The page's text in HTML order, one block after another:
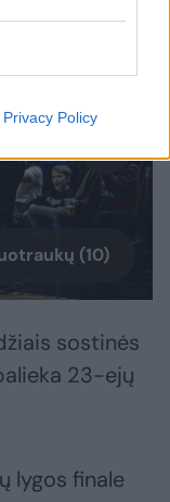
Privacy Policy
(10)
sostinės
23-ejų
lygos finale